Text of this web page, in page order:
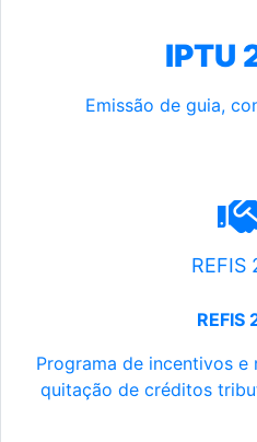
IPTU
Emissão de guia,
REFIS
REFIS
Programa de incentivos e
quitação de créditos